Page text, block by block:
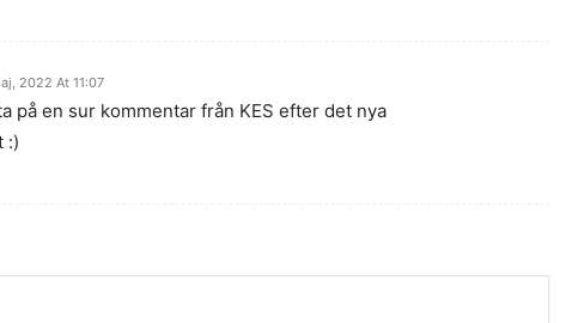
2022 At 11:07
på en sur kommentar från KES efter det nya
:)